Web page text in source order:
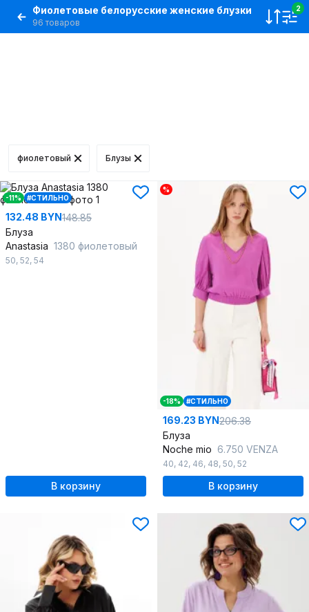
Фиолетовые белорусские женские блузки
96 товаров
2
фиолетовый Блузы
-11% #СТИЛЬНО
132.48 BYN148.85
Блуза
Anastasia 1380 фиолетовый
50, 52, 54
В корзину
%
-18% #СТИЛЬНО
169.23 BYN206.38
Блуза
Noche mio 6.750 VENZA
40, 42, 46, 48, 50, 52
В корзину